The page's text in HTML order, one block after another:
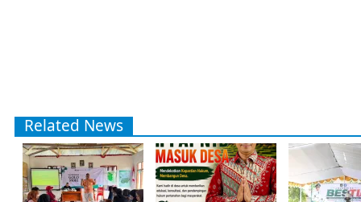
Related News